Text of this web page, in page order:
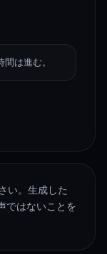
は進む。
い。生成した
ではないことを